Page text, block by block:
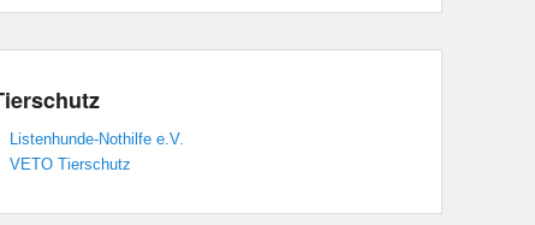
Listenhunde-Nothilfe e.V.
VETO Tierschutz